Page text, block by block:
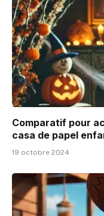
Comparatif pour
casa de papel
19 octobre 2024